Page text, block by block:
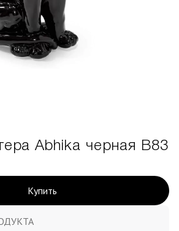
Abhika черная В83
Купить